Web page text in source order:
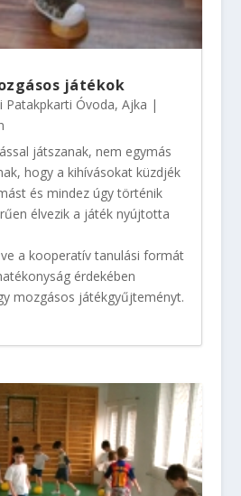
játékok
Patakpkarti Óvoda, Ajka |
játszanak, nem egymás
hogy a kihívásokat küzdjék
és mindez úgy történik
élvezik a játék nyújtotta
a kooperatív tanulási formát
érdekében
mozgásos játékgyűjteményt.